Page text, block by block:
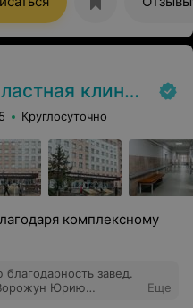
больница
Круглосуточно
комплексному
завед.
Ворожун Юрию
Еще